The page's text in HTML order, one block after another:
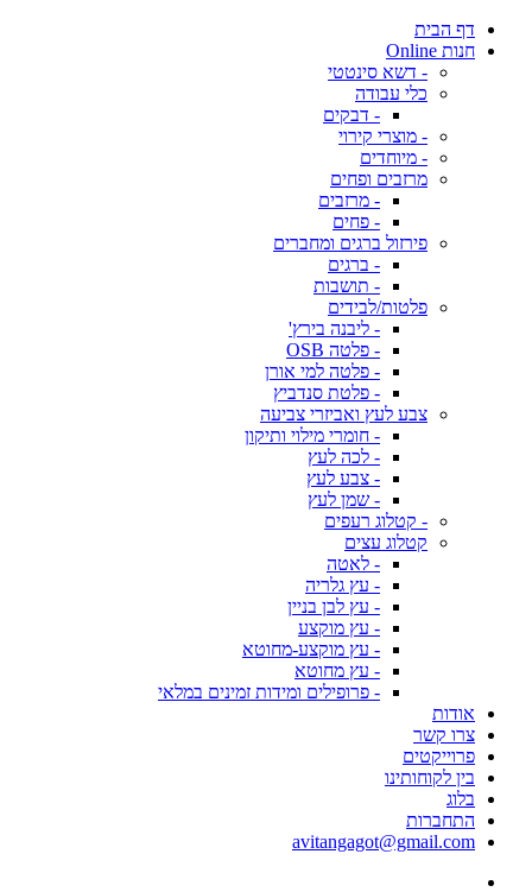
דף הבית
חנות Online
- דשא סינטטי
כלי עבודה
- דבקים
- מוצרי קירוי
- מיוחדים
מרזבים ופחים
- מרזבים
- פחים
פירזול ברגים ומחברים
- ברגים
- תושבות
פלטות/לבידים
- ליבנה בירץ'
- פלטה OSB
- פלטה למי אורן
- פלטת סנדביץ
צבע לעץ ואביזרי צביעה
- חומרי מילוי ותיקון
- לכה לעץ
- צבע לעץ
- שמן לעץ
- קטלוג רעפים
קטלוג עצים
- לאטה
- עץ גלריה
- עץ לבן בניין
- עץ מוקצע
- עץ מוקצע-מחוטא
- עץ מחוטא
- פרופילים ומידות זמינים במלאי
אודות
צרו קשר
פרוייקטים
בין לקוחותינו
בלוג
התחברות
avitangagot@gmail.com